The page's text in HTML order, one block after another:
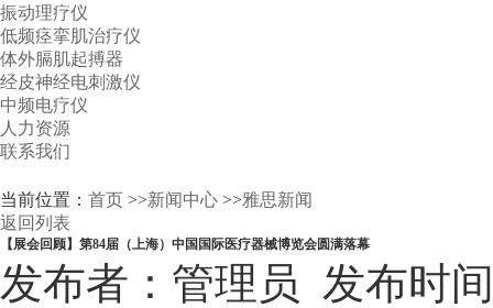
振动理疗仪
低频痉挛肌治疗仪
体外膈肌起搏器
经皮神经电刺激仪
中频电疗仪
人力资源
联系我们
当前位置： 首页 >>新闻中心 >>雅思新闻
返回列表
【展会回顾】第84届（上海）中国国际医疗器械博览会圆满落幕
发布者：管理员 发布时